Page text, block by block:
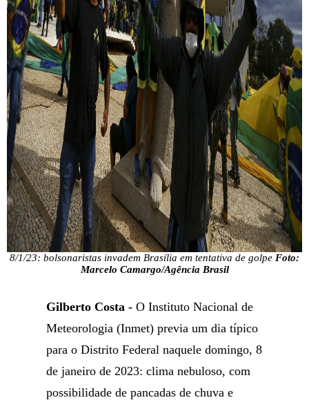
8/1/23: bolsonaristas invadem Brasília em tentativa de golpe Foto:
Marcelo Camargo/Agência Brasil
Gilberto Costa - O Instituto Nacional de
Meteorologia (Inmet) previa um dia típico
para o Distrito Federal naquele domingo, 8
de janeiro de 2023: clima nebuloso, com
possibilidade de pancadas de chuva e